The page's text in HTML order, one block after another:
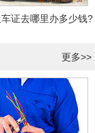
证去哪里办多少钱?
更多>>